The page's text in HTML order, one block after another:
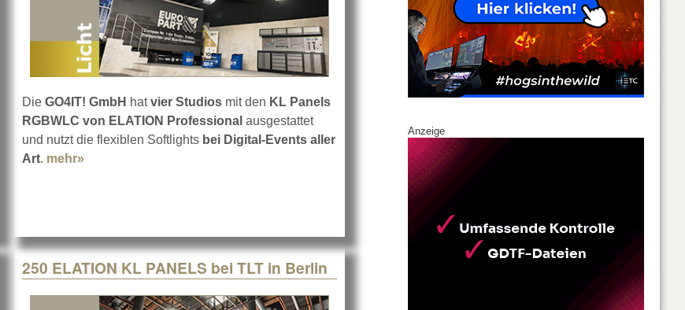
großen Tampere Talo
Die GO4IT! GmbH hatvier Studios mit den KL Panels
RGBWLC von ELATION Professional ausgestattet
und nutzt die flexiblen Softlights bei Digital-Events aller
Art. mehr»
250 ELATION KL PANELS bei TLT in Berlin
Anzeige